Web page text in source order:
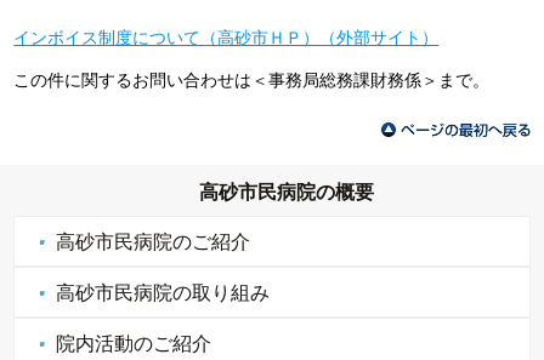
インボイス制度について（高砂市ＨＰ）（外部サイト）
この件に関するお問い合わせは＜事務局総務課財務係＞まで。
高砂市民病院の概要
高砂市民病院のご紹介
高砂市民病院の取り組み
院内活動のご紹介